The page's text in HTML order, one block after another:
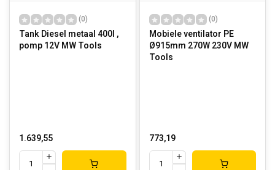
(0)
Tank Diesel metaal 400l ,
pomp 12V MW Tools
1.639,55
(0)
Mobiele ventilator PE
Ø915mm 270W 230V MW
Tools
773,19